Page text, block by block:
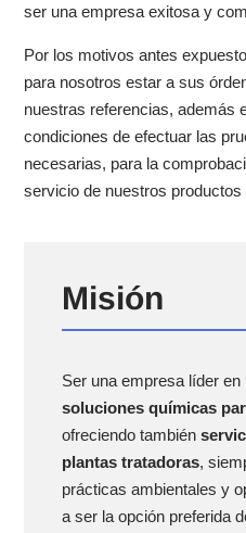
ser una empresa exitosa y
Por los motivos antes
para nosotros estar a sus
nuestras referencias, además
condiciones de efectuar las
necesarias, para la
servicio de nuestros
Misión
Ser una empresa líder
soluciones químicas
ofreciendo también
plantas tratadoras,
prácticas ambientales y
a ser la opción preferida